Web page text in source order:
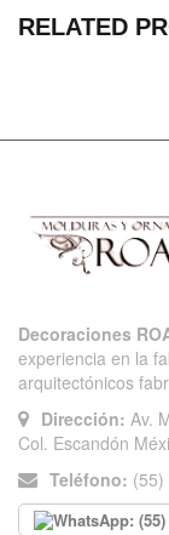
RELATED
Decoraciones
experiencia en la
arquitectónicos
Dirección: Av.
Col. Escandón
Teléfono: (55)